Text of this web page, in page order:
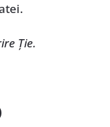
Ție.